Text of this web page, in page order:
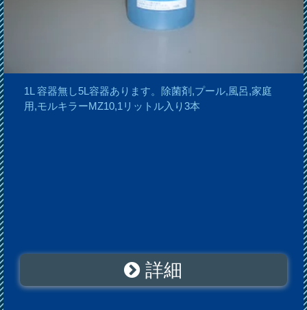
1L 容器無し5L容器あります。除菌剤,プール,風呂,家庭
用,モルキラーMZ10,1リットル入り3本
詳細